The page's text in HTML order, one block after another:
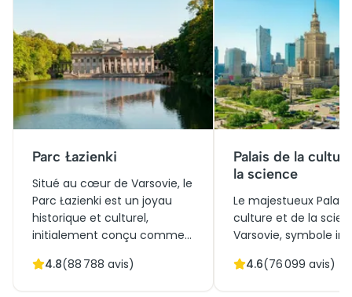
Parc Łazienki
Situé au cœur de Varsovie, le
Parc Łazienki est un joyau
historique et culturel,
initialement conçu comme
siècle. Ce parc, connu pour
4.8(88 788 avis)
Palais de la
la science
Le majestueux Palais
culture et de la
Varsovie, symbole
milliers de visiteurs
4.6(76 099 avis)